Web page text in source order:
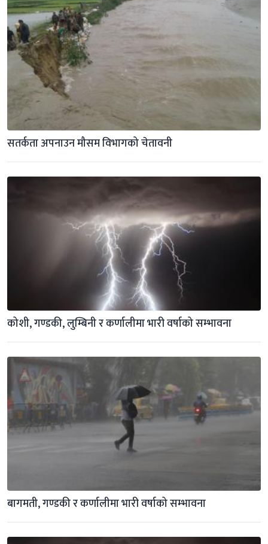
सतर्कता अपनाउन मौसम विभागको चेतावनी
कोशी, गण्डकी, लुम्बिनी र कर्णालीमा भारी वर्षाको सम्भावना
बागमती, गण्डकी र कर्णालीमा भारी वर्षाको सम्भावना